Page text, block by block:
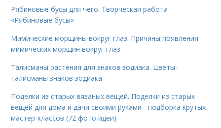
Рябиновые бусы для чего. Творческая работа
«Рябиновые бусы»
Мимические морщины вокруг глаз. Причины появления
мимических морщин вокруг глаз
Талисманы растения для знаков зодиака. Цветы-
талисманы знаков зодиака
Поделки из старых вязаных вещей. Поделки из старых
вещей для дома и дачи своими руками - подборка крутых
мастер-классов (72 фото идеи)